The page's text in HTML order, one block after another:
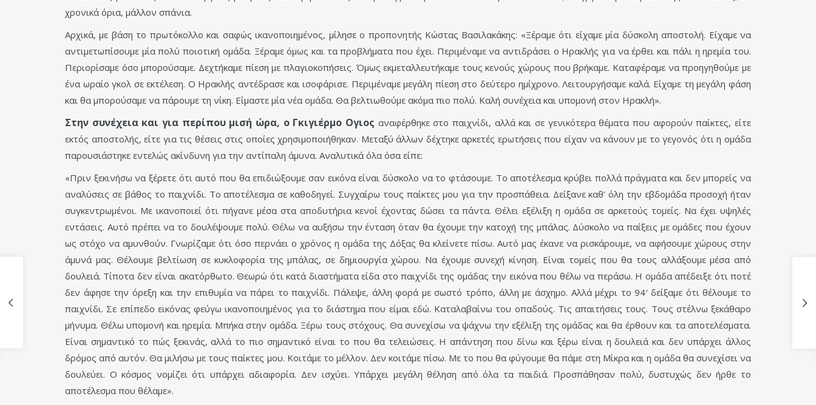
χρονικά όρια, μάλλον σπάνια.
Αρχικά, με βάση το πρωτόκολλο και σαφώς ικανοποιημένος, μίλησε ο προπονητής Κώστας Βασιλακάκης: «Ξέραμε ότι είχαμε μία δύσκολη αποστολή. Είχαμε να
αντιμετωπίσουμε μία πολύ ποιοτική ομάδα. Ξέραμε όμως και τα προβλήματα που έχει. Περιμέναμε να αντιδράσει ο Ηρακλής για να έρθει και πάλι η ηρεμία του.
Περιορίσαμε όσο μπορούσαμε. Δεχτήκαμε πίεση με πλαγιοκοπήσεις. Όμως εκμεταλλευτήκαμε τους κενούς χώρους που βρήκαμε. Καταφέραμε να προηγηθούμε με
ένα ωραίο γκολ σε εκτέλεση. Ο Ηρακλής αντέδρασε και ισοφάρισε. Περιμέναμε μεγάλη πίεση στο δεύτερο ημίχρονο. Λειτουργήσαμε καλά. Είχαμε τη μεγάλη φάση
και θα μπορούσαμε να πάρουμε τη νίκη. Είμαστε μία νέα ομάδα. Θα βελτιωθούμε ακόμα πιο πολύ. Καλή συνέχεια και υπομονή στον Ηρακλή».
Στην συνέχεια και για περίπου μισή ώρα, ο Γκιγιέρμο Ογιος αναφέρθηκε στο παιχνίδι, αλλά και σε γενικότερα θέματα που αφορούν παίκτες, είτε
εκτός αποστολής, είτε για τις θέσεις στις οποίες χρησιμοποιήθηκαν. Μεταξύ άλλων δέχτηκε αρκετές ερωτήσεις που είχαν να κάνουν με το γεγονός ότι η ομάδα
παρουσιάστηκε εντελώς ακίνδυνη για την αντίπαλη άμυνα. Αναλυτικά όλα όσα είπε:
«Πριν ξεκινήσω να ξέρετε ότι αυτό που θα επιδιώξουμε σαν εικόνα είναι δύσκολο να το φτάσουμε. Το αποτέλεσμα κρύβει πολλά πράγματα και δεν μπορείς να
αναλύσεις σε βάθος το παιχνίδι. Το αποτέλεσμα σε καθοδηγεί. Συγχαίρω τους παίκτες μου για την προσπάθεια. Δείξανε καθ’ όλη την εβδομάδα προσοχή ήταν
συγκεντρωμένοι. Με ικανοποιεί ότι πήγανε μέσα στα αποδυτήρια κενοί έχοντας δώσει τα πάντα. Θέλει εξέλιξη η ομάδα σε αρκετούς τομείς. Να έχει υψηλές
εντάσεις. Αυτό πρέπει να το δουλέψουμε πολύ. Θέλω να αυξήσω την ένταση όταν θα έχουμε την κατοχή της μπάλας. Δύσκολο να παίξεις με ομάδες που έχουν
ως στόχο να αμυνθούν. Γνωρίζαμε ότι όσο περνάει ο χρόνος η ομάδα της Δόξας θα κλείνετε πίσω. Αυτό μας έκανε να ρισκάρουμε, να αφήσουμε χώρους στην
άμυνά μας. Θέλουμε βελτίωση σε κυκλοφορία της μπάλας, σε δημιουργία χώρου. Να έχουμε συνεχή κίνηση. Είναι τομείς που θα τους αλλάξουμε μέσα από
δουλειά. Τίποτα δεν είναι ακατόρθωτο. Θεωρώ ότι κατά διαστήματα είδα στο παιχνίδι της ομάδας την εικόνα που θέλω να περάσω. Η ομάδα απέδειξε ότι ποτέ
δεν άφησε την όρεξη και την επιθυμία να πάρει το παιχνίδι. Πάλεψε, άλλη φορά με σωστό τρόπο, άλλη με άσχημο. Αλλά μέχρι το 94′ δείξαμε ότι θέλουμε το
παιχνίδι. Σε επίπεδο εικόνας φεύγω ικανοποιημένος για το διάστημα που είμαι εδώ. Καταλαβαίνω του οπαδούς. Τις απαιτήσεις τους. Τους στέλνω ξεκάθαρο
μήνυμα. Θέλω υπομονή και ηρεμία. Μπήκα στην ομάδα. Ξέρω τους στόχους. Θα συνεχίσω να ψάχνω την εξέλιξη της ομάδας και θα έρθουν και τα αποτελέσματα.
Είναι σημαντικό το πώς ξεκινάς, αλλά το πιο σημαντικό είναι το που θα τελειώσεις. Η απάντηση που δίνω και ξέρω είναι η δουλειά και δεν υπάρχει άλλος
δρόμος από αυτόν. Θα μιλήσω με τους παίκτες μου. Κοιτάμε το μέλλον. Δεν κοιτάμε πίσω. Με το που θα φύγουμε θα πάμε στη Μίκρα και η ομάδα θα συνεχίσει να
δουλεύει. Ο κόσμος νομίζει ότι υπάρχει αδιαφορία. Δεν ισχύει. Υπάρχει μεγάλη θέληση από όλα τα παιδιά. Προσπάθησαν πολύ, δυστυχώς δεν ήρθε το
αποτέλεσμα που θέλαμε».